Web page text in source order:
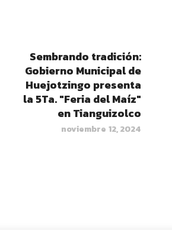
Sembrando tradición:
Gobierno Municipal de
Huejotzingo presenta
la 5Ta. "Feria del Maíz"
en Tianguizolco
noviembre 12, 2024